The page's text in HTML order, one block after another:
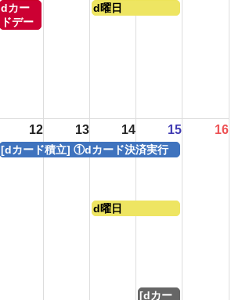
2026
水
曜
dカー
ドデー
金
d曜日
12 13 14 15 16
水
[dカード積立] ①dカード決済実行
金
d曜日
土
[dカー